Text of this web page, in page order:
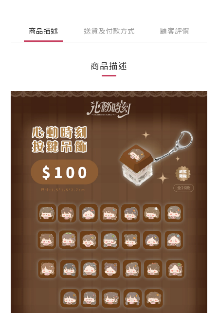
商品描述 送貨及付款方式 顧客評價
商品描述